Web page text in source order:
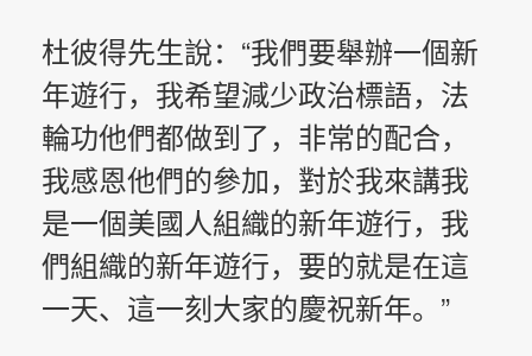
杜彼得先生說：“我們要舉辦一個新
年遊行，我希望減少政治標語，法
輪功他們都做到了，非常的配合，
我感恩他們的參加，對於我來講我
是一個美國人組織的新年遊行，我
們組織的新年遊行，要的就是在這
一天、這一刻大家的慶祝新年。”